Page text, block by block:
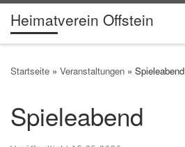
Zum Inhalt springen
Heimatverein Offstein
Startseite » Veranstaltungen » Spieleabend
Spieleabend